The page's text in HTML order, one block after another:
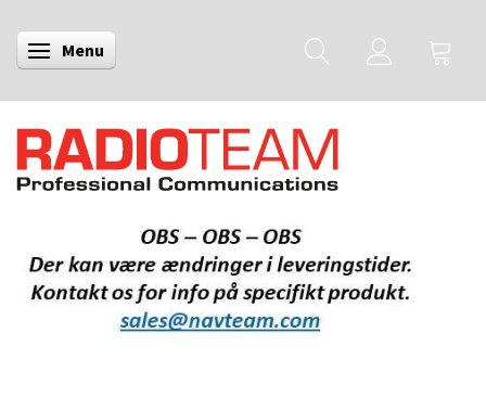
Skifte navigation
Menu